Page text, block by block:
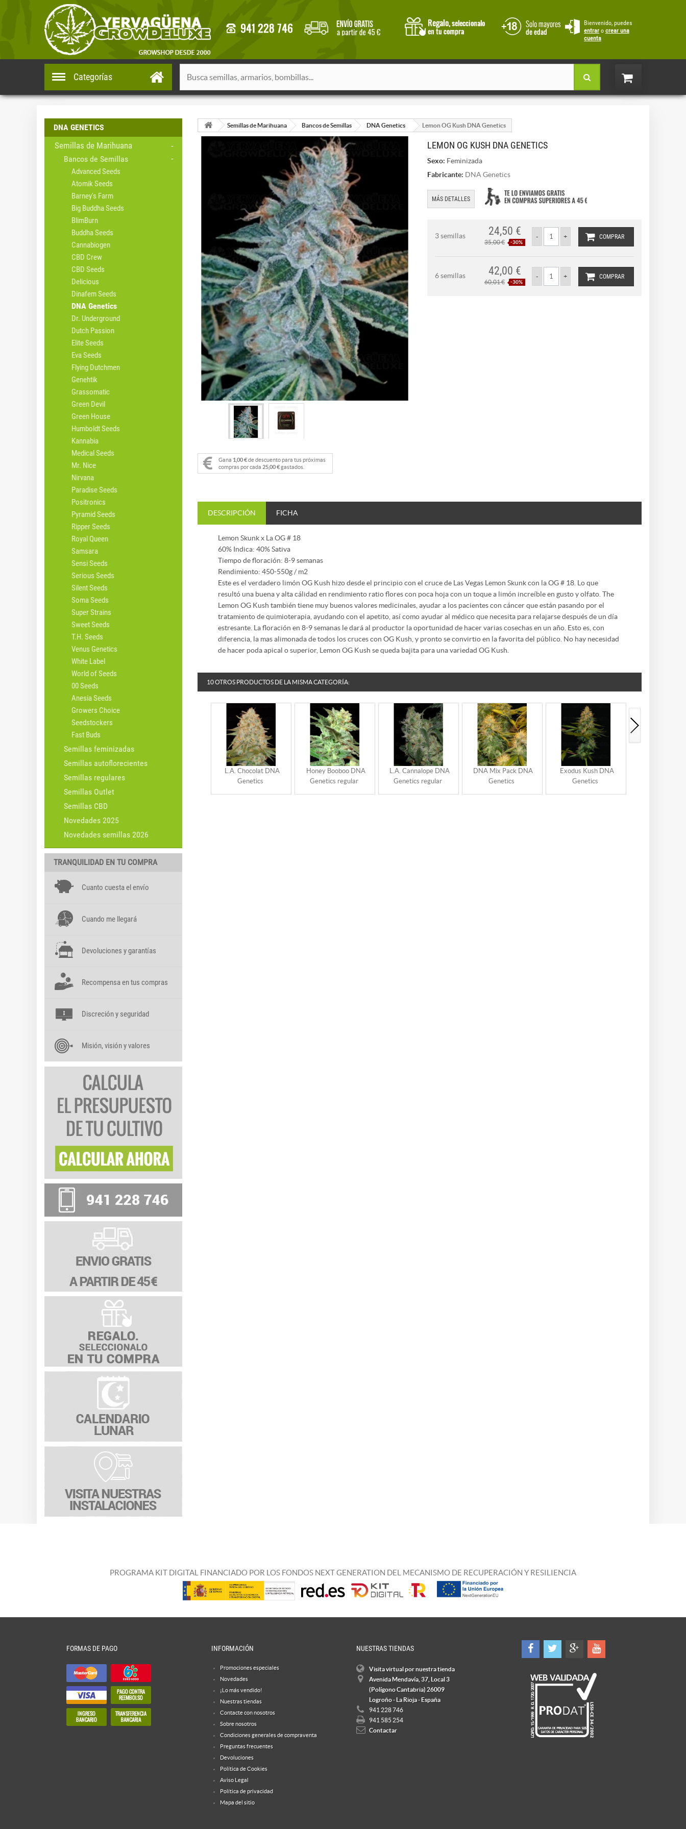
Bienvenido, puedes
entrar o crear una
cuenta
Categorías
DNA GENETICS
Semillas de Marihuana
Bancos de Semillas
Advanced Seeds
Atomik Seeds
Barney's Farm
Big Buddha Seeds
BlimBurn
Buddha Seeds
Cannabiogen
CBD Crew
CBD Seeds
Delicious
Dinafem Seeds
DNA Genetics
Dr. Underground
Dutch Passion
Elite Seeds
Eva Seeds
Flying Dutchmen
Genehtik
Grassomatic
Green Devil
Green House
Humboldt Seeds
Kannabia
Medical Seeds
Mr. Nice
Nirvana
Paradise Seeds
Positronics
Pyramid Seeds
Ripper Seeds
Royal Queen
Samsara
Sensi Seeds
Serious Seeds
Silent Seeds
Soma Seeds
Super Strains
Sweet Seeds
T.H. Seeds
Venus Genetics
White Label
World of Seeds
00 Seeds
Anesia Seeds
Growers Choice
Seedstockers
Fast Buds
Semillas feminizadas
Semillas autoflorecientes
Semillas regulares
Semillas Outlet
Semillas CBD
Novedades 2025
Novedades semillas 2026
TRANQUILIDAD EN TU COMPRA
Cuanto cuesta el envío
Cuando me llegará
Devoluciones y garantías
Recompensa en tus compras
Discreción y seguridad
Misión, visión y valores
Semillas de Marihuana Bancos de Semillas DNA Genetics Lemon OG Kush DNA Genetics
Gana 1,00 €de descuento para tus próximas
compras por cada 25,00 €gastados.
LEMON OG KUSH DNA GENETICS
Sexo: Feminizada
Fabricante: DNA Genetics
MÁS DETALLES
3 semillas COMPRAR
24,50 €
35,00 € -30%
6 semillas COMPRAR
42,00 €
60,01 € -30%
DESCRIPCIÓN FICHA
Lemon Skunk x La OG # 18
60% Indica: 40% Sativa
Tiempo de floración: 8-9 semanas
Rendimiento: 450-550g / m2
Este es el verdadero limón OG Kush hizo desde el principio con el cruce de Las Vegas Lemon Skunk con la OG # 18. Lo que
resultó una buena y alta cálidad en rendimiento ratio flores con poca hoja con un toque a limón increíble en gusto y olfato. The
Lemon OG Kush también tiene muy buenos valores medicinales, ayudar a los pacientes con cáncer que están pasando por el
tratamiento de quimioterapia, ayudando con el apetito, así como ayudar al médico que necesita para relajarse después de un día
estresante. La floración en 8-9 semanas le dará al productor la oportunidad de hacer varias cosechas en un año. Esto es, con
diferencia, la mas alimonada de todos los cruces con OG Kush, y pronto se convirtio en la favorita del público. No hay necesidad
de hacer poda apical o superior, Lemon OG Kush se queda bajita para una variedad OG Kush.
10 OTROS PRODUCTOS DE LA MISMA CATEGORÍA:
L.A. Chocolat DNA
Genetics
Honey Booboo DNA
Genetics regular
L.A. Cannalope DNA
Genetics regular
DNA Mix Pack DNA
Genetics
Exodus Kush DNA
Genetics
PROGRAMA KIT DIGITAL FINANCIADO POR LOS FONDOS NEXT GENERATION DEL MECANISMO DE RECUPERACIÓN Y RESILIENCIA
FORMAS DE PAGO INFORMACIÓN
Promociones especiales
Novedades
¡Lo más vendido!
Nuestras tiendas
Contacte con nosotros
Sobre nosotros
Condiciones generales de compraventa
Preguntas frecuentes
Devoluciones
Política de Cookies
Aviso Legal
Política de privacidad
Mapa del sitio
NUESTRAS TIENDAS
Visita virtual por nuestra tienda
Avenida Mendavía, 37, Local 3
(Polígono Cantabria) 26009
Logroño - La Rioja - España
941 228 746
941 585 254
Contactar